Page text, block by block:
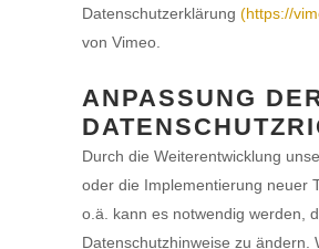
Datenschutzerklärung (https://
von Vimeo.
ANPASSUNG
Durch die Weiterentwicklung
oder die Implementierung neuer
o.ä. kann es notwendig werden,
Datenschutzhinweise zu ändern.